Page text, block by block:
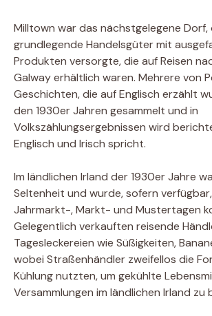
Milltown war das nächstgelegene Dorf,
grundlegende Handelsgüter mit
Produkten versorgte, die auf Reisen
Galway erhältlich waren. Mehrere von
Geschichten, die auf Englisch erzählt
den 1930er Jahren gesammelt und in
Volkszählungsergebnissen wird
Englisch und Irisch spricht.
Im ländlichen Irland der 1930er Jahre
Seltenheit und wurde, sofern
Jahrmarkt-, Markt- und Mustertagen
Gelegentlich verkauften reisende
Tagesleckereien wie Süßigkeiten,
wobei Straßenhändler zweifellos die
Kühlung nutzten, um gekühlte
Versammlungen im ländlichen Irland zu